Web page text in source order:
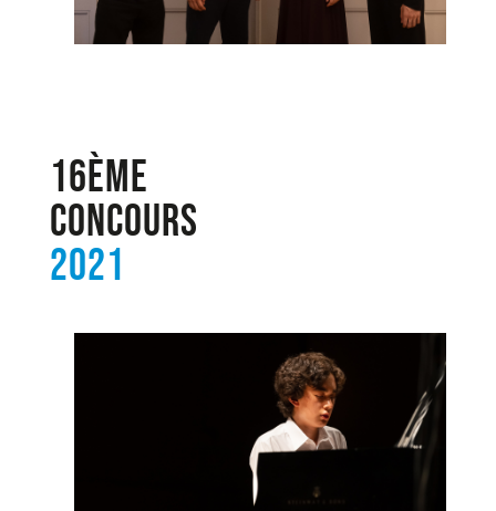
16ème
Concours
2021